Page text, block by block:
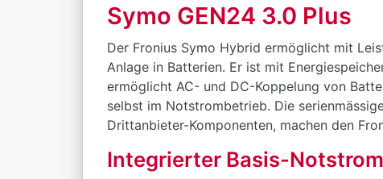
Symo GEN24 3.0 Plus
Der Fronius Symo Hybrid ermöglicht mit
Anlage in Batterien. Er ist mit
ermöglicht AC- und DC-Koppelung von
selbst im Notstrombetrieb. Die
Drittanbieter-Komponenten, machen den
Integrierter Basis-